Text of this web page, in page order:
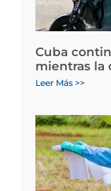
Cuba
mientras la
Leer Más >>